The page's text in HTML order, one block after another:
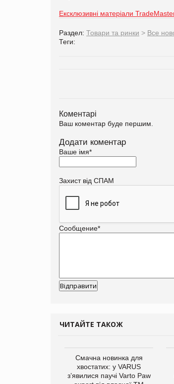
Ексклюзивні матеріали
Раздел: Товари та ринки > Все
Теги:
Коментарі
Ваш коментар буде першим.
Додати коментар
Ваше імя*
Захист від СПАМ
Сообщение*
ЧИТАЙТЕ ТАКОЖ
Смачна новинка для
хвостатих: у VARUS
з’явилися паучі Varto Paw